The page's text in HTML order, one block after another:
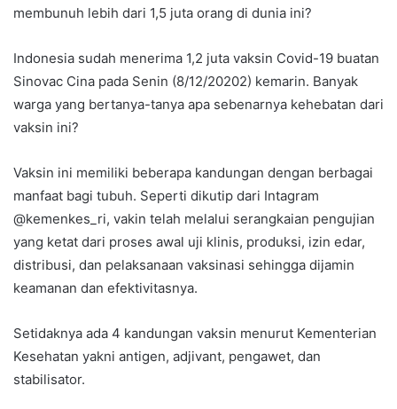
membunuh lebih dari 1,5 juta orang di dunia ini?
Indonesia sudah menerima 1,2 juta vaksin Covid-19 buatan
Sinovac Cina pada Senin (8/12/20202) kemarin. Banyak
warga yang bertanya-tanya apa sebenarnya kehebatan dari
vaksin ini?
Vaksin ini memiliki beberapa kandungan dengan berbagai
manfaat bagi tubuh. Seperti dikutip dari Intagram
@kemenkes_ri, vakin telah melalui serangkaian pengujian
yang ketat dari proses awal uji klinis, produksi, izin edar,
distribusi, dan pelaksanaan vaksinasi sehingga dijamin
keamanan dan efektivitasnya.
Setidaknya ada 4 kandungan vaksin menurut Kementerian
Kesehatan yakni antigen, adjivant, pengawet, dan
stabilisator.